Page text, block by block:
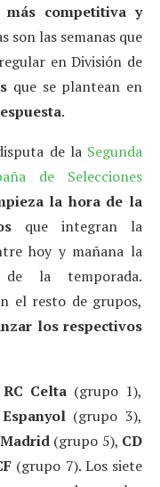
competitiva y
son las semanas que
en División de
que se plantean en
.
de la Segunda
de Selecciones
la hora de la
que integran la
hoy y mañana la
la temporada.
el resto de grupos,
los respectivos
RC Celta (grupo 1),
(grupo 3),
(grupo 5), CD
(grupo 7). Los siete